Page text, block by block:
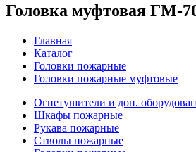
Головка муфтовая ГМ-
Главная
Каталог
Головки пожарные
Головки пожарные муфтовые
Огнетушители и доп.
Шкафы пожарные
Рукава пожарные
Стволы пожарные